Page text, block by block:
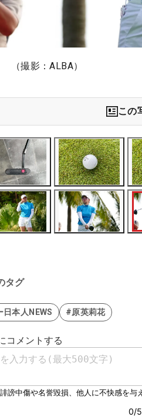
（撮影：ALBA）
この
タグ
本人NEWS #原英莉花